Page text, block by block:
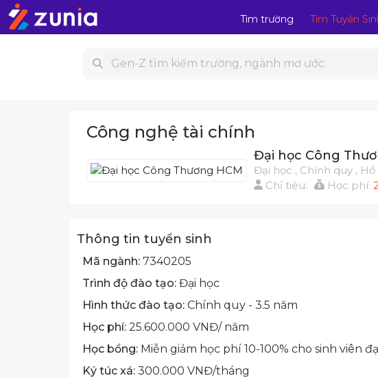
Tìm trường Tìm Tuyển
Công nghệ tài chính
Đại học Công
Đại học , Chính quy ,
Chỉ tiêu:
Học phí:
Thông tin tuyển sinh
Mã ngành: 7340205
Trình độ đào tạo: Đại học
Hình thức đào tạo: Chính quy - 3.5 năm
Học phí: 25.600.000 VNĐ/ năm
Học bổng: Miễn giảm học phí 10-100% cho sinh viên
Ký túc xá: 300.000 VNĐ/tháng